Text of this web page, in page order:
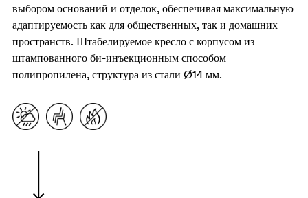
выбором оснований и отделок, обеспечивая максимальную
адаптируемость как для общественных, так и домашних
пространств. Штабелируемое кресло с корпусом из
штампованного би-инъекционным способом
полипропилена, структура из стали Ø14 мм.